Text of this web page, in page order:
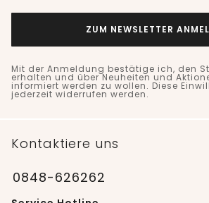
ZUM NEWSLETTER
Mit der Anmeldung bestätige ich, den
erhalten und über Neuheiten und
informiert werden zu wollen. Diese
jederzeit widerrufen werden.
Kontaktiere uns
0848-626262